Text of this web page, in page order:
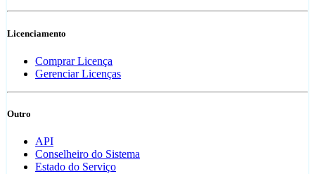
Licenciamento
Comprar Licença
Gerenciar Licenças
Outro
API
Conselheiro do Sistema
Estado do Serviço